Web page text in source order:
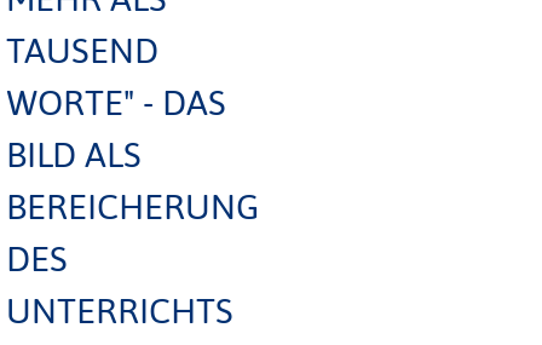
TAUSEND
WORTE" - DAS
BILD ALS
BEREICHERUNG
DES
UNTERRICHTS